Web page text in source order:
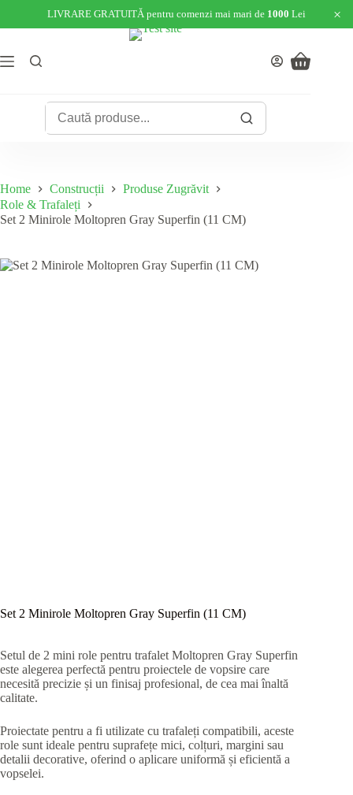
LIVRARE GRATUITĂ pentru comenzi mai mari de 1000 Lei ×
content
Shopping
Home Construcții
Produse Zugrăvit
Role & Trafaleți
Set 2 Minirole Moltopren Gray Superfin (11 CM)
Set 2 Minirole Moltopren Gray Superfin (11 CM)
Setul de 2 mini role pentru trafalet Moltopren Gray Superfin
este alegerea perfectă pentru proiectele de vopsire care
necesită precizie și un finisaj profesional, de cea mai înaltă
calitate.
Proiectate pentru a fi utilizate cu trafaleți compatibili, aceste
role sunt ideale pentru suprafețe mici, colțuri, margini sau
detalii decorative, oferind o aplicare uniformă și eficientă a
vopselei.